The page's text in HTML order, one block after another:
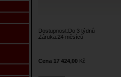
Dostupnost:Do 3 týdnů
Záruka:24 měsíců
Cena 17 424,00 Kč